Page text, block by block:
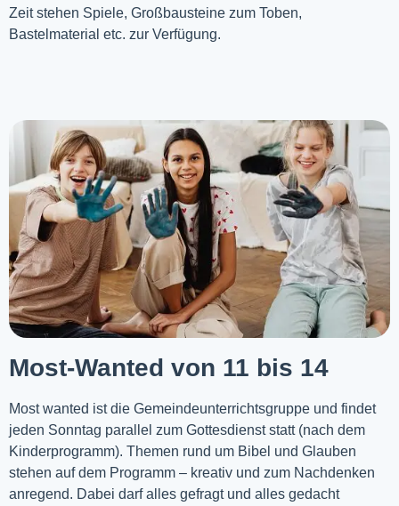
Zeit stehen Spiele, Großbausteine zum Toben,
Bastelmaterial etc. zur Verfügung.
Most-Wanted von 11 bis 14
Most wanted ist die Gemeindeunterrichtsgruppe und findet
jeden Sonntag parallel zum Gottesdienst statt (nach dem
Kinderprogramm). Themen rund um Bibel und Glauben
stehen auf dem Programm – kreativ und zum Nachdenken
anregend. Dabei darf alles gefragt und alles gedacht